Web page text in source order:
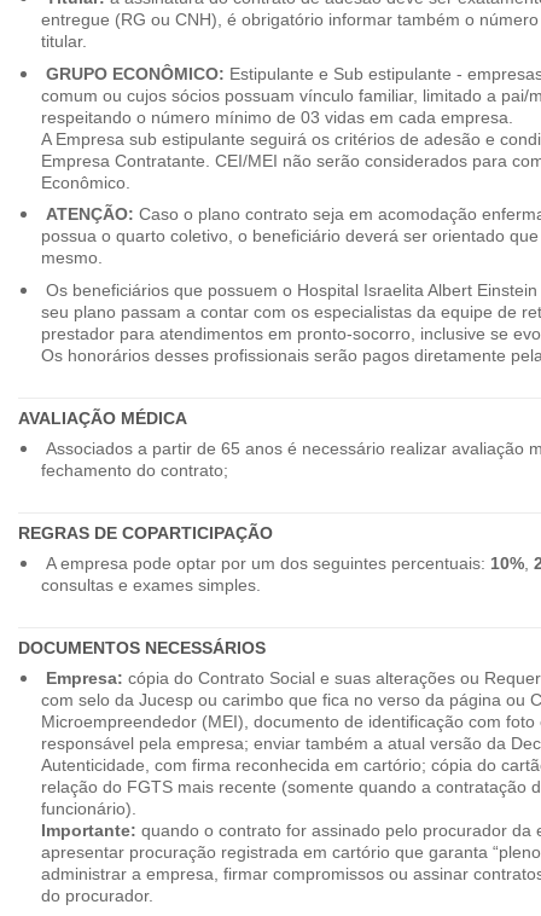
entregue (RG ou CNH), é obrigatório informar também o
titular.
GRUPO ECONÔMICO: Estipulante e Sub estipulante -
comum ou cujos sócios possuam vínculo familiar, limitado a pai/
respeitando o número mínimo de 03 vidas em cada empresa.
A Empresa sub estipulante seguirá os critérios de adesão e
Empresa Contratante. CEI/MEI não serão considerados para
Econômico.
ATENÇÃO: Caso o plano contrato seja em acomodação
possua o quarto coletivo, o beneficiário deverá ser orientado
mesmo.
Os beneficiários que possuem o Hospital Israelita Albert
seu plano passam a contar com os especialistas da equipe de
prestador para atendimentos em pronto-socorro, inclusive se
Os honorários desses profissionais serão pagos diretamente
AVALIAÇÃO MÉDICA
Associados a partir de 65 anos é necessário realizar avaliação
fechamento do contrato;
REGRAS DE COPARTICIPAÇÃO
A empresa pode optar por um dos seguintes percentuais: 10%,
consultas e exames simples.
DOCUMENTOS NECESSÁRIOS
Empresa: cópia do Contrato Social e suas alterações ou
com selo da Jucesp ou carimbo que fica no verso da página ou
Microempreendedor (MEI), documento de identificação com foto
responsável pela empresa; enviar também a atual versão da
Autenticidade, com firma reconhecida em cartório; cópia do
relação do FGTS mais recente (somente quando a contratação
funcionário).
Importante: quando o contrato for assinado pelo procurador da
apresentar procuração registrada em cartório que garanta
administrar a empresa, firmar compromissos ou assinar
do procurador.